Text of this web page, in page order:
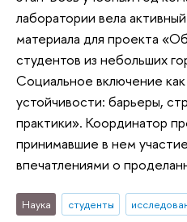
лаборатории вела
материала для проекта
студентов из небольших
Социальное включение
устойчивости: барьеры,
практики». Координатор
принимавшие в нем
впечатлениями о
Наука студенты